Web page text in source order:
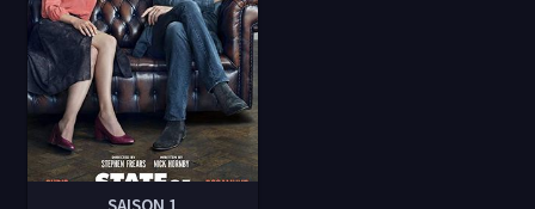
SAISON 1